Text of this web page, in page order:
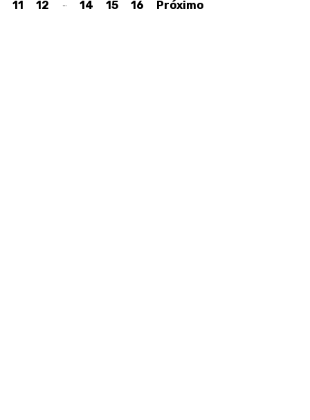
11
12 … 14 15 16 Próximo